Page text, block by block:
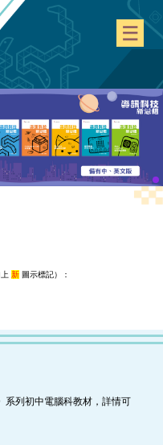
新 圖示標記）：
系列初中電腦科教材，詳情可